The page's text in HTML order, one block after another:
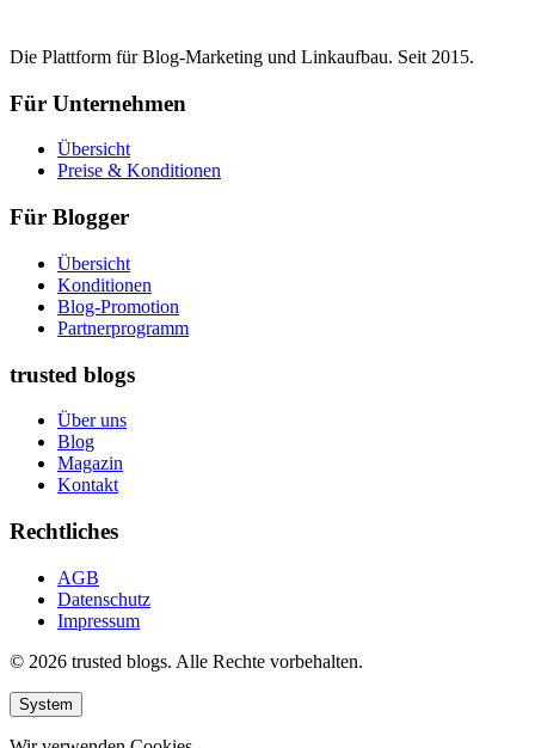
Die Plattform für Blog-Marketing und Linkaufbau. Seit 2015.
Für Unternehmen
Übersicht
Preise & Konditionen
Für Blogger
Übersicht
Konditionen
Blog-Promotion
Partnerprogramm
trusted blogs
Über uns
Blog
Magazin
Kontakt
Rechtliches
AGB
Datenschutz
Impressum
© 2026 trusted blogs. Alle Rechte vorbehalten.
System